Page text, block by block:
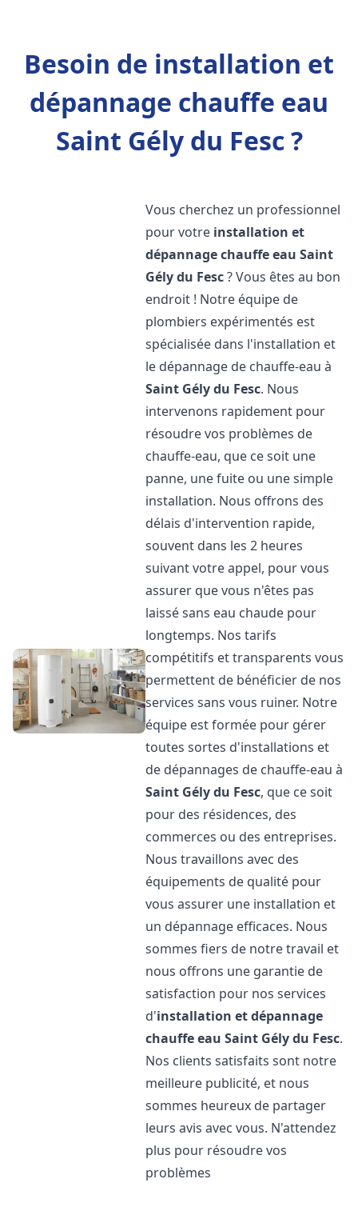
Besoin de installation et
dépannage chauffe eau
Saint Gély du Fesc ?
Vous cherchez un professionnel
pour votre installation et
dépannage chauffe eau Saint
Gély du Fesc? Vous êtes au bon
endroit ! Notre équipe de
plombiers expérimentés est
spécialisée dans l'installation et
le dépannage de chauffe-eau à
Saint Gély du Fesc. Nous
intervenons rapidement pour
résoudre vos problèmes de
chauffe-eau, que ce soit une
panne, une fuite ou une simple
installation. Nous offrons des
délais d'intervention rapide,
souvent dans les 2 heures
suivant votre appel, pour vous
assurer que vous n'êtes pas
laissé sans eau chaude pour
longtemps. Nos tarifs
compétitifs et transparents vous
permettent de bénéficier de nos
services sans vous ruiner. Notre
équipe est formée pour gérer
toutes sortes d'installations et
de dépannages de chauffe-eau à
Saint Gély du Fesc, que ce soit
pour des résidences, des
commerces ou des entreprises.
Nous travaillons avec des
équipements de qualité pour
vous assurer une installation et
un dépannage efficaces. Nous
sommes fiers de notre travail et
nous offrons une garantie de
satisfaction pour nos services
d'installation et dépannage
chauffe eau Saint Gély du Fesc.
Nos clients satisfaits sont notre
meilleure publicité, et nous
sommes heureux de partager
leurs avis avec vous. N'attendez
plus pour résoudre vos
problèmes